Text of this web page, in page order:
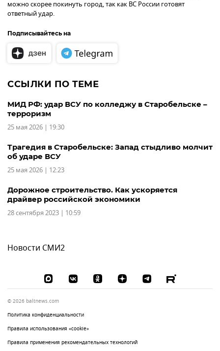
можно скорее покинуть город, так как ВС России готовят
ответный удар.
Подписывайтесь на
ССЫЛКИ ПО ТЕМЕ
МИД РФ: удар ВСУ по колледжу в Старобельске –
терроризм
25 мая 2026 | 19:30
Трагедия в Старобельске: Запад стыдливо молчит
об ударе ВСУ
25 мая 2026 | 12:23
Дорожное строительство. Как ускоряется
драйвер российской экономики
28 сентября 2023 | 10:59
Новости СМИ2
© 2026 baltnews.com
Политика конфиденциальности
Правила использования «cookie»
Правила применения рекомендательных технологий